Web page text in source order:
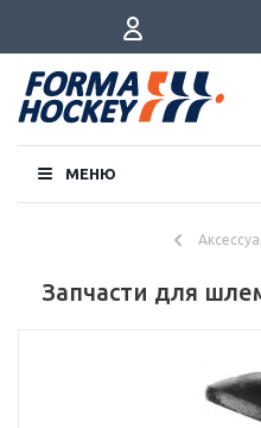
МЕНЮ
Запчасти для